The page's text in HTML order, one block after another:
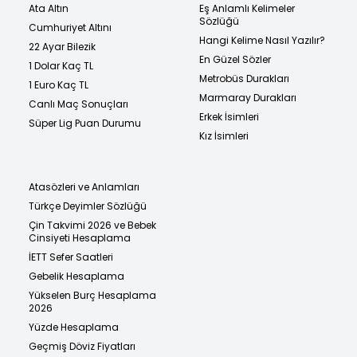
Ata Altın
Cumhuriyet Altını
22 Ayar Bilezik
1 Dolar Kaç TL
1 Euro Kaç TL
Canlı Maç Sonuçları
Süper Lig Puan Durumu
Eş Anlamlı Kelimeler
Sözlüğü
Hangi Kelime Nasıl Yazılır?
En Güzel Sözler
Metrobüs Durakları
Marmaray Durakları
Erkek İsimleri
Kız İsimleri
Atasözleri ve Anlamları
Türkçe Deyimler Sözlüğü
Çin Takvimi 2026 ve Bebek
Cinsiyeti Hesaplama
İETT Sefer Saatleri
Gebelik Hesaplama
Yükselen Burç Hesaplama
2026
Yüzde Hesaplama
Geçmiş Döviz Fiyatları